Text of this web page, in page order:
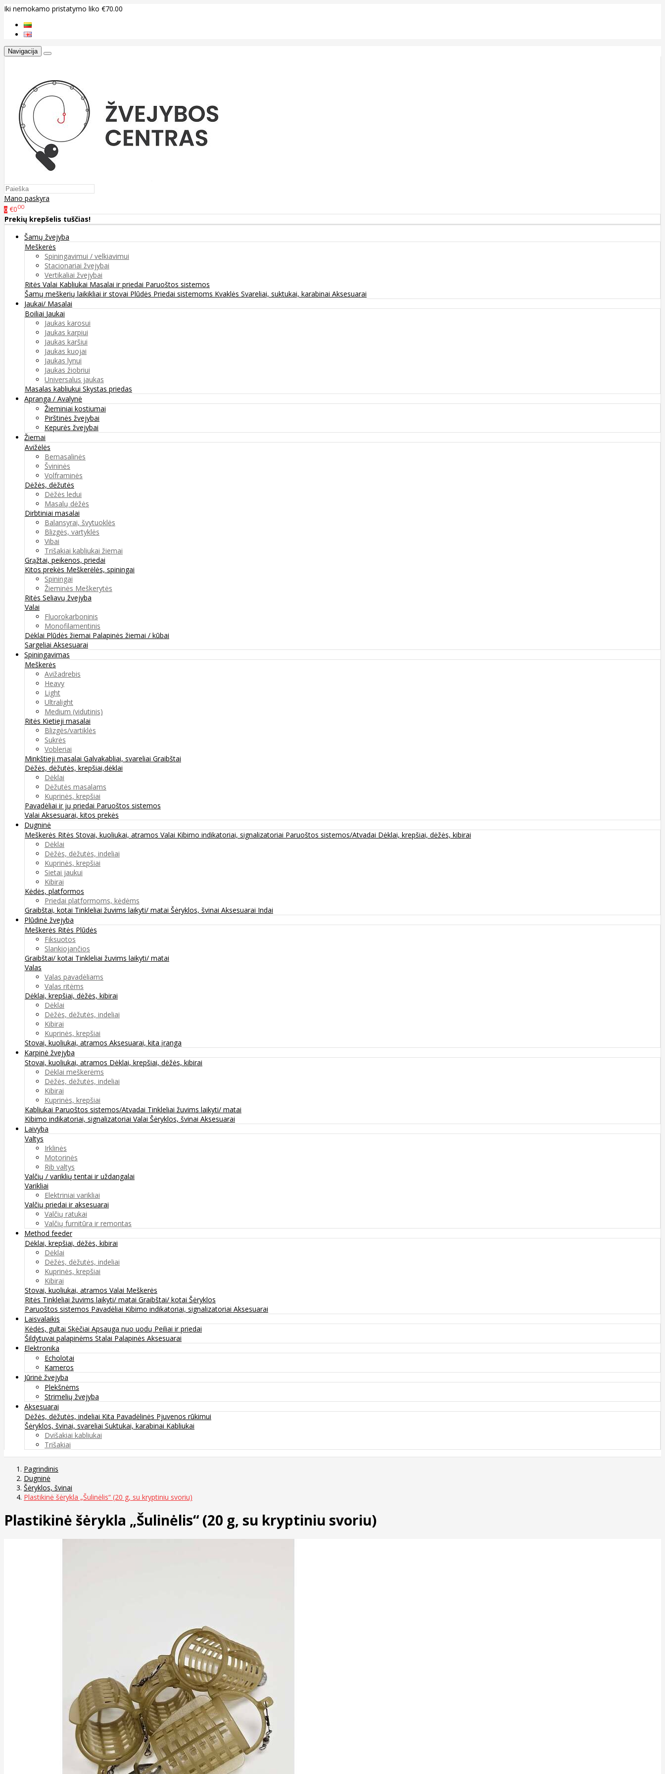
Iki nemokamo pristatymo liko €70.00
Navigacija
Mano paskyra
0 €000
Prekių krepšelis tuščias!
Šamų žvejyba
Meškerės
Spiningavimui / velkiavimui
Stacionariai žvejybai
Vertikaliai žvejybai
Ritės Valai Kabliukai Masalai ir priedai Paruoštos sistemos
Šamų meškerių laikikliai ir stovai Plūdės Priedai sistemoms Kvaklės Svareliai, suktukai, karabinai Aksesuarai
Jaukai/ Masalai
Boiliai Jaukai
Jaukas karosui
Jaukas karpiui
Jaukas karšiui
Jaukas kuojai
Jaukas lynui
Jaukas žiobriui
Universalus jaukas
Masalas kabliukui Skystas priedas
Apranga / Avalynė
Žieminiai kostiumai
Pirštinės žvejybai
Kepurės žvejybai
Žiemai
Avižėlės
Bemasalinės
Švininės
Volframinės
Dėžės, dėžutės
Dėžės ledui
Masalų dėžės
Dirbtiniai masalai
Balansyrai, švytuoklės
Blizgės, vartyklės
Vibai
Trišakiai kabliukai žiemai
Grąžtai, peikenos, priedai
Kitos prekės Meškerėlės, spiningai
Spiningai
Žieminės Meškerytės
Ritės Seliavų žvejyba
Valai
Fluorokarboninis
Monofilamentinis
Dėklai Plūdės žiemai Palapinės žiemai / kūbai
Sargeliai Aksesuarai
Spiningavimas
Meškerės
Avižadrebis
Heavy
Light
Ultralight
Medium (vidutinis)
Ritės Kietieji masalai
Blizgės/vartiklės
Sukrės
Vobleriai
Minkštieji masalai Galvakabliai, svareliai Graibštai
Dėžės, dėžutės, krepšiai,dėklai
Dėklai
Dėžutės masalams
Kuprinės, krepšiai
Pavadėliai ir jų priedai Paruoštos sistemos
Valai Aksesuarai, kitos prekės
Dugninė
Meškerės Ritės Stovai, kuoliukai, atramos Valai Kibimo indikatoriai, signalizatoriai Paruoštos sistemos/Atvadai Dėklai, krepšiai, dėžės, kibirai
Dėklai
Dėžės, dėžutės, indeliai
Kuprinės, krepšiai
Sietai jaukui
Kibirai
Kėdės, platformos
Priedai platformoms, kėdėms
Graibštai, kotai Tinkleliai žuvims laikyti/ matai Šėryklos, švinai Aksesuarai Indai
Plūdinė žvejyba
Meškerės Ritės Plūdės
Fiksuotos
Slankiojančios
Graibštai/ kotai Tinkleliai žuvims laikyti/ matai
Valas
Valas pavadėliams
Valas ritėms
Dėklai, krepšiai, dėžės, kibirai
Dėklai
Dėžės, dėžutės, indeliai
Kibirai
Kuprinės, krepšiai
Stovai, kuoliukai, atramos Aksesuarai, kita įranga
Karpinė žvejyba
Stovai, kuoliukai, atramos Dėklai, krepšiai, dėžės, kibirai
Dėklai meškerėms
Dėžės, dėžutės, indeliai
Kibirai
Kuprinės, krepšiai
Kabliukai Paruoštos sistemos/Atvadai Tinkleliai žuvims laikyti/ matai
Kibimo indikatoriai, signalizatoriai Valai Šėryklos, švinai Aksesuarai
Laivyba
Valtys
Irklinės
Motorinės
Rib valtys
Valčių / variklių tentai ir uždangalai
Varikliai
Elektriniai varikliai
Valčių priedai ir aksesuarai
Valčių ratukai
Valčių furnitūra ir remontas
Method feeder
Dėklai, krepšiai, dėžės, kibirai
Dėklai
Dėžės, dėžutės, indeliai
Kuprinės, krepšiai
Kibirai
Stovai, kuoliukai, atramos Valai Meškerės
Ritės Tinkleliai žuvims laikyti/ matai Graibštai/ kotai Šėryklos
Paruoštos sistemos Pavadėliai Kibimo indikatoriai, signalizatoriai Aksesuarai
Laisvalaikis
Kėdės, gultai Skėčiai Apsauga nuo uodų Peiliai ir priedai
Šildytuvai palapinėms Stalai Palapinės Aksesuarai
Elektronika
Echolotai
Kameros
Jūrinė žvejyba
Plekšnėms
Strimelių žvejyba
Aksesuarai
Dėžės, dėžutės, indeliai Kita Pavadėlinės Pjuvenos rūkimui
Šėryklos, švinai, svareliai Suktukai, karabinai Kabliukai
Dvišakiai kabliukai
Trišakiai
Pagrindinis
Dugninė
Šėryklos, švinai
Plastikinė šėrykla „Šulinėlis“ (20 g, su kryptiniu svoriu)
Plastikinė šėrykla „Šulinėlis“ (20 g, su kryptiniu svoriu)